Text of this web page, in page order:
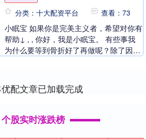
分类：十大配资平台 查看：73
小眠宝 如果你是完美主义者，希望对你有
帮助↓ , , 你好，我是小眠宝。 有些事我
为什么要等到骨折好了再做呢？除了因骨
配文章已加载完成
个股实时涨跌榜